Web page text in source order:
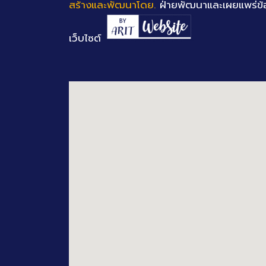
สร้างและพัฒนาโดย. ฝ่ายพัฒนาและเผยแพร่
เว็บไซต์